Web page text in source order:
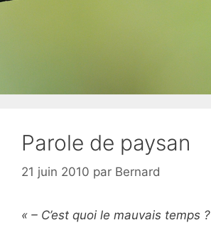
Parole de paysan
21 juin 2010 par Bernard
« – C’est quoi le mauvais temps ?